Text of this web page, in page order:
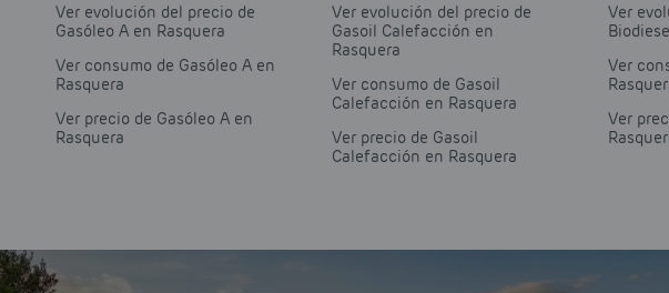
Ver evolución del precio de
Gasóleo A en Rasquera
Ver consumo de Gasóleo A en
Rasquera
Ver precio de Gasóleo A en
Rasquera
Ver evolución del precio de
Gasoil Calefacción en
Rasquera
Ver consumo de Gasoil
Calefacción en Rasquera
Ver precio de Gasoil
Calefacción en Rasquera
Ver
Ver
Ver